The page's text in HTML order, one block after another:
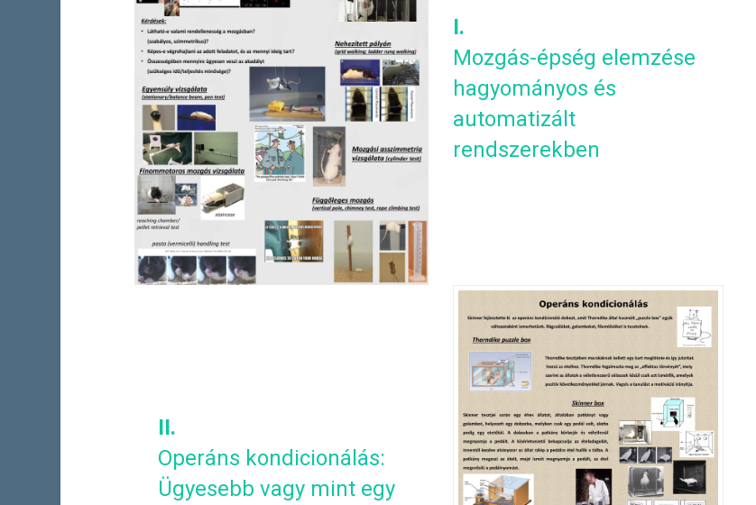
I.
Mozgás-épség elemzése
hagyományos és
automatizált
rendszerekben
II.
Operáns kondicionálás:
Ügyesebb vagy mint egy